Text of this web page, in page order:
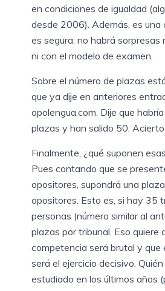
en condiciones de igualdad
desde 2006). Además, es una
es segura: no habrá sorpresas
ni con el modelo de examen.
Sobre el número de plazas
que ya dije en anteriores
opolengua.com. Dije que
plazas y han salido 50. Acierto
Finalmente, ¿qué suponen
Pues contando que se
opositores, supondrá una
opositores. Esto es, si hay 35
personas (número similar al
plazas por tribunal. Eso quiere
competencia será brutal y que
será el ejercicio decisivo.
estudiado en los últimos años